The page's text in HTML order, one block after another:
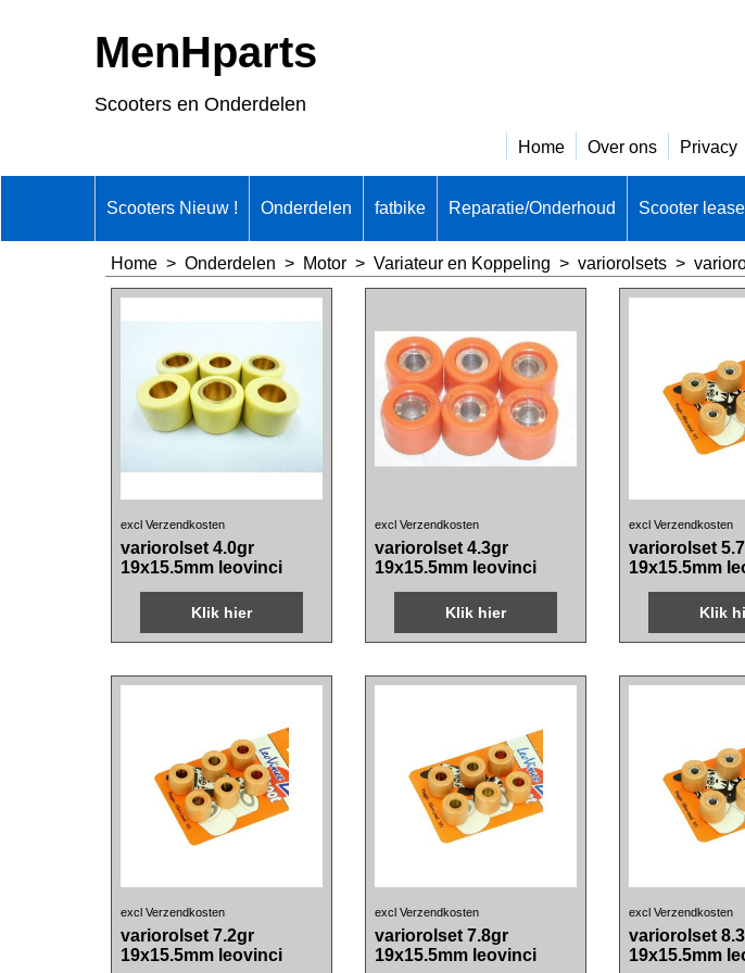
MenHparts
Scooters en Onderdelen
Home Over ons Privacy
Scooters Nieuw ! Onderdelen fatbike Reparatie/Onderhoud Scooter lease
Home > Onderdelen > Motor > Variateur en Koppeling > variorolsets >
€ 25.00
incl BTW
excl Verzendkosten
variorolset 4.0gr
19x15.5mm leovinci
Klik hier
€ 15.80
incl BTW
excl Verzendkosten
variorolset 4.3gr
19x15.5mm leovinci
Klik hier
€ 26.90
incl BTW
excl Verzendkosten
variorolset
19x15.5mm
Klik
€ 33.10
incl BTW
excl Verzendkosten
variorolset 7.2gr
€ 25.20
incl BTW
excl Verzendkosten
variorolset 7.8gr
€ 29.20
incl BTW
excl Verzendkosten
variorolset